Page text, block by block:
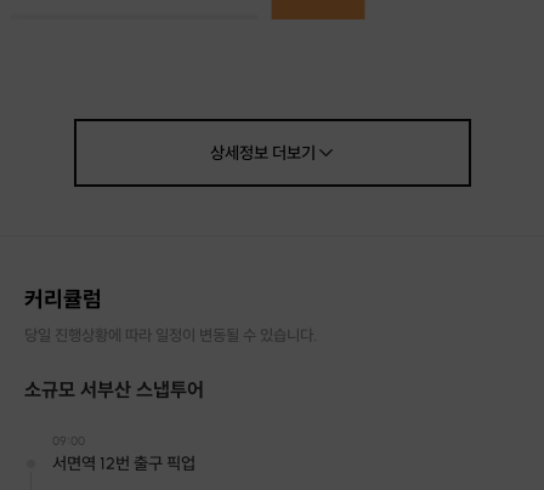
상세정보더보기
커리큘럼
당일 진행상황에 따라 일정이 변동될 수 있습니다.
소규모 서부산 스냅투어
09:00
서면역 12번 출구 픽업